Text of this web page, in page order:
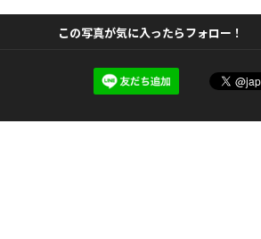
この写真が気に入ったらフォロー！